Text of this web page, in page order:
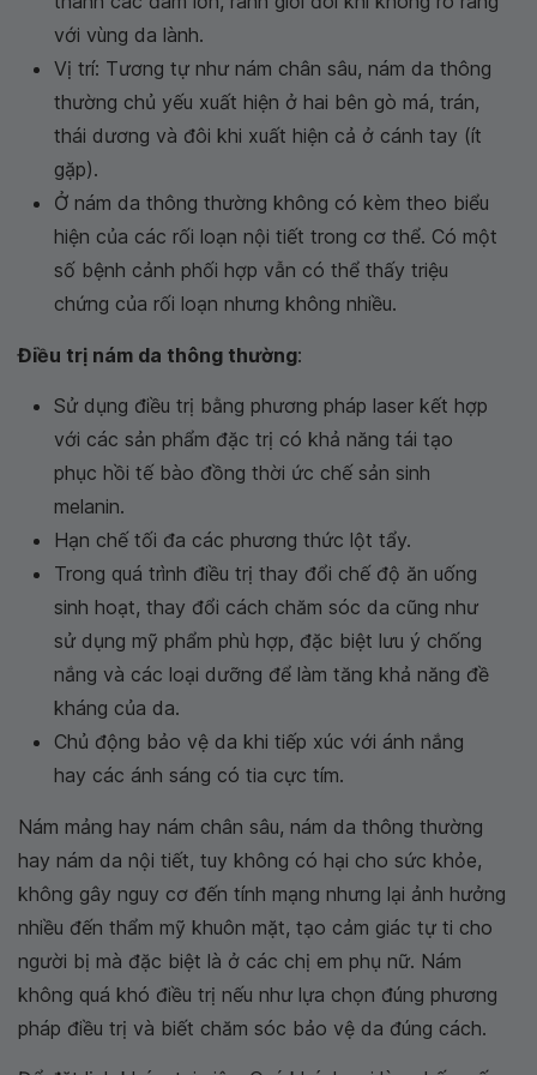
với vùng da lành.
Vị trí: Tương tự như nám chân sâu, nám da thông
thường chủ yếu xuất hiện ở hai bên gò má, trán,
thái dương và đôi khi xuất hiện cả ở cánh tay (ít
gặp).
Ở nám da thông thường không có kèm theo biểu
hiện của các rối loạn nội tiết trong cơ thể. Có một
số bệnh cảnh phối hợp vẫn có thể thấy triệu
chứng của rối loạn nhưng không nhiều.
Điều trị nám da thông thường:
Sử dụng điều trị bằng phương pháp laser kết hợp
với các sản phẩm đặc trị có khả năng tái tạo
phục hồi tế bào đồng thời ức chế sản sinh
melanin.
Hạn chế tối đa các phương thức lột tẩy.
Trong quá trình điều trị thay đổi chế độ ăn uống
sinh hoạt, thay đổi cách chăm sóc da cũng như
sử dụng mỹ phẩm phù hợp, đặc biệt lưu ý chống
nắng và các loại dưỡng để làm tăng khả năng đề
kháng của da.
Chủ động bảo vệ da khi tiếp xúc với ánh nắng
hay các ánh sáng có tia cực tím.
Nám mảng hay nám chân sâu, nám da thông thường
hay nám da nội tiết, tuy không có hại cho sức khỏe,
không gây nguy cơ đến tính mạng nhưng lại ảnh hưởng
nhiều đến thẩm mỹ khuôn mặt, tạo cảm giác tự ti cho
người bị mà đặc biệt là ở các chị em phụ nữ. Nám
không quá khó điều trị nếu như lựa chọn đúng phương
pháp điều trị và biết chăm sóc bảo vệ da đúng cách.